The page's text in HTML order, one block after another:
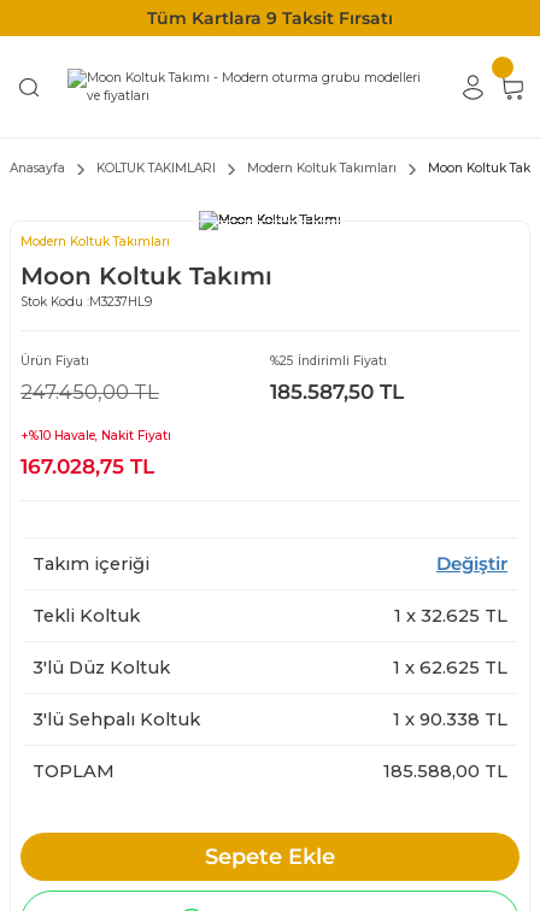
Tüm Kartlara 9 Taksit Fırsatı
Anasayfa KOLTUK TAKIMLARI Modern Koltuk Takımları Moon Koltuk
Modern Koltuk Takımları
Moon Koltuk Takımı
Stok Kodu :M3237HL9
Ürün Fiyatı
247.450,00 TL
%25 İndirimli Fiyatı
185.587,50 TL
+%10 Havale, Nakit Fiyatı
167.028,75 TL
Takım içeriği Değiştir
Tekli Koltuk 1 x 32.625 TL
3'lü Düz Koltuk 1 x 62.625 TL
3'lü Sehpalı Koltuk 1 x 90.338 TL
TOPLAM 185.588,00 TL
Sepete Ekle